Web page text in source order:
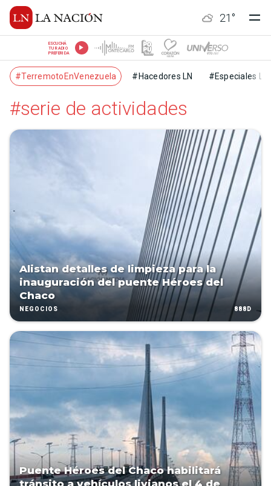
21 °
ESCUCHÁ
TU RADIO
PREFERIDA
#TerremotoEnVenezuela #Hacedores LN #Especiales LN
#serie de actividades
Alistan detalles de limpieza para la
inauguración del puente Héroes del
Chaco
NEGOCIOS 888D
Puente Héroes del Chaco habilitará